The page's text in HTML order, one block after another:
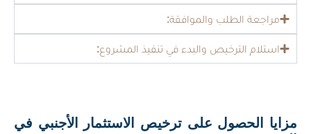
مراجعة الطلب والموافقة:
استلام الترخيص والبدء في تنفيذ المشروع:
مزايا الحصول على ترخيص الاستثمار الأجنبي في